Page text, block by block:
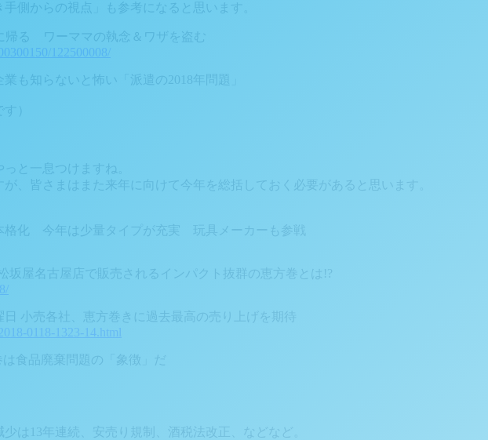
側からの視点」も参考になると思います。
帰る ワーママの執念＆ワザを盗む
122500008/
も知らないと怖い「派遣の2018年問題」
）
と一息つけますね。
、皆さまはまた来年に向けて今年を総括しておく必要があると思います。
格化 今年は少量タイプが充実 玩具メーカーも参戦
坂屋名古屋店で販売されるインパクト抜群の恵方巻とは!?
小売各社、恵方巻きに過去最高の売り上げを期待
0118-1323-14.html
食品廃棄問題の「象徴」だ
は13年連続、安売り規制、酒税法改正、などなど。